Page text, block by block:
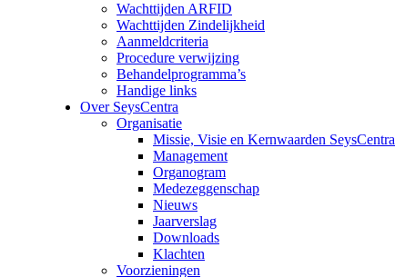
Wachttijden ARFID
Wachttijden Zindelijkheid
Aanmeldcriteria
Procedure verwijzing
Behandelprogramma’s
Handige links
Over SeysCentra
Organisatie
Missie, Visie en Kernwaarden SeysCentra
Management
Organogram
Medezeggenschap
Nieuws
Jaarverslag
Downloads
Klachten
Voorzieningen